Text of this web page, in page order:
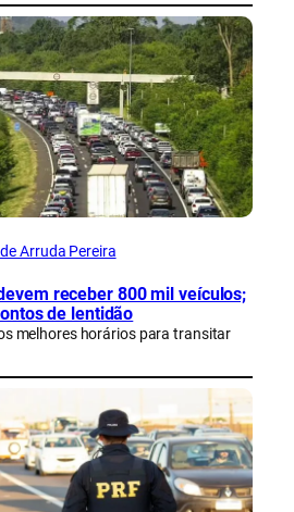
Arruda Pereira
receber 800 mil veículos;
de lentidão
melhores horários para transitar